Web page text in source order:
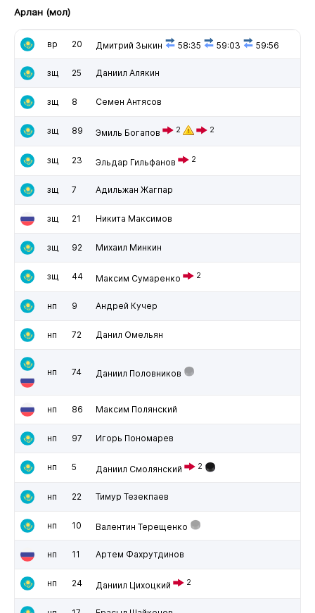
Арлан (мол)
вр 20 Дмитрий Зыкин 58:35 59:03 59:56
зщ 25 Даниил Алякин
зщ 8 Семен Антясов
зщ 89 Эмиль Богапов 2 2
зщ 23 Эльдар Гильфанов 2
зщ 7 Адильжан Жагпар
зщ 21 Никита Максимов
зщ 92 Михаил Минкин
зщ 44 Максим Сумаренко 2
нп 9 Андрей Кучер
нп 72 Данил Омельян
нп 74 Даниил Половников
нп 86 Максим Полянский
нп 97 Игорь Пономарев
нп 5 Даниил Смолянский 2
нп 22 Тимур Тезекпаев
нп 10 Валентин Терещенко
нп 11 Артем Фахрутдинов
нп 24 Даниил Цихоцкий 2